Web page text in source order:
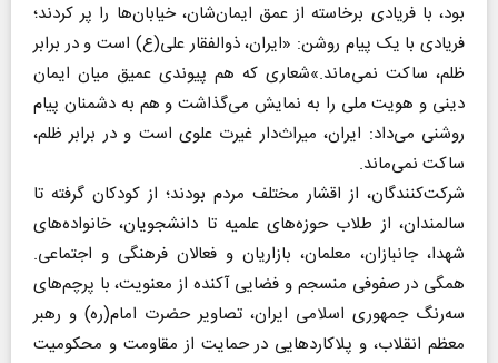
بود، با فریادی برخاسته از عمق ایمان‌شان، خیابان‌ها را پر کردند؛
فریادی با یک پیام روشن: «ایران، ذوالفقار علی(ع) است و در برابر
ظلم، ساکت نمی‌ماند.»شعاری که هم پیوندی عمیق میان ایمان
دینی و هویت ملی را به نمایش می‌گذاشت و هم به دشمنان پیام
روشنی می‌داد: ایران، میراث‌دار غیرت علوی است و در برابر ظلم،
ساکت نمی‌ماند.
شرکت‌کنندگان، از اقشار مختلف مردم بودند؛ از کودکان گرفته تا
سالمندان، از طلاب حوزه‌های علمیه تا دانشجویان، خانواده‌های
شهدا، جانبازان، معلمان، بازاریان و فعالان فرهنگی و اجتماعی.
همگی در صفوفی منسجم و فضایی آکنده از معنویت، با پرچم‌های
سه‌رنگ جمهوری اسلامی ایران، تصاویر حضرت امام(ره) و رهبر
معظم انقلاب، و پلاکاردهایی در حمایت از مقاومت و محکومیت